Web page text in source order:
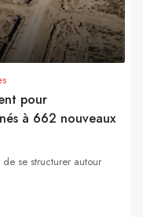
pour
à 662 nouveaux
se structurer autour